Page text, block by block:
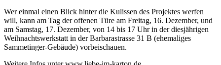
Wer einmal einen Blick hinter die Kulissen des Projektes werfen
will, kann am Tag der offenen Türe am Freitag, 16. Dezember, und
am Samstag, 17. Dezember, von 14 bis 17 Uhr in der diesjährigen
Weihnachtswerkstatt in der Barbarastrasse 31 B (ehemaliges
Sammetinger-Gebäude) vorbeischauen.